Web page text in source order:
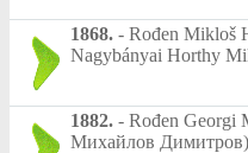
1868. - Rođen Mikloš
Nagybányai Horthy
1882. - Rođen Georgi
Михайлов